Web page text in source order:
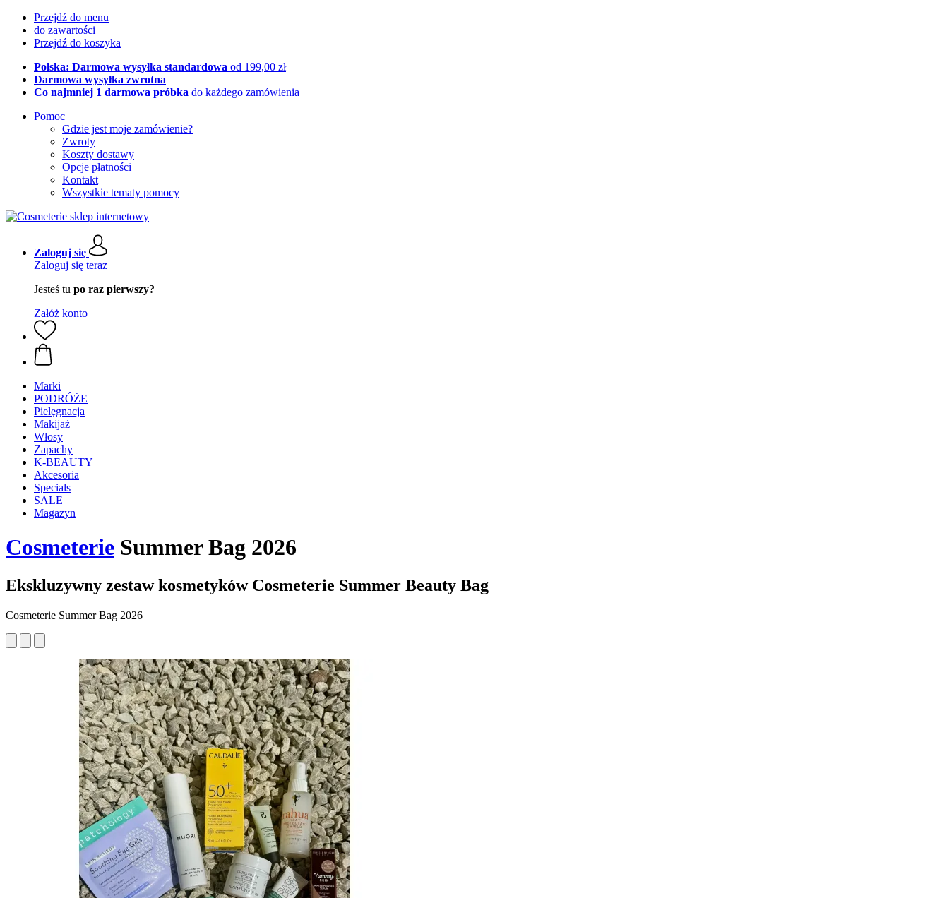
Przejdź do menu
do zawartości
Przejdź do koszyka
Polska: Darmowa wysyłka standardowa od 199,00 zł
Darmowa wysyłka zwrotna
Co najmniej 1 darmowa próbka do każdego zamówienia
Pomoc
Gdzie jest moje zamówienie?
Zwroty
Koszty dostawy
Opcje płatności
Kontakt
Wszystkie tematy pomocy
Zaloguj się
Zaloguj się teraz
Jesteś tu po raz pierwszy?
Załóż konto
Marki
PODRÓŻE
Pielęgnacja
Makijaż
Włosy
Zapachy
K-BEAUTY
Akcesoria
Specials
SALE
Magazyn
Cosmeterie Summer Bag 2026
Ekskluzywny zestaw kosmetyków Cosmeterie Summer Beauty Bag
Cosmeterie Summer Bag 2026